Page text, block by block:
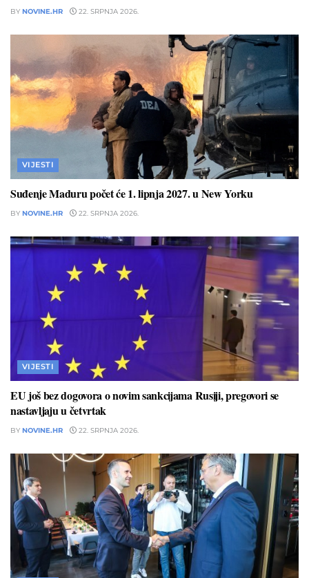
BY NOVINE.HR 22. SRPNJA 2026.
VIJESTI
Suđenje Maduru počet će 1. lipnja 2027. u New Yorku
BY NOVINE.HR 22. SRPNJA 2026.
VIJESTI
EU još bez dogovora o novim sankcijama Rusiji, pregovori se
nastavljaju u četvrtak
BY NOVINE.HR 22. SRPNJA 2026.